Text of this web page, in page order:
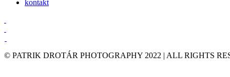
kontakt
© PATRIK DROTÁR PHOTOGRAPHY 2022 | ALL RIGHTS